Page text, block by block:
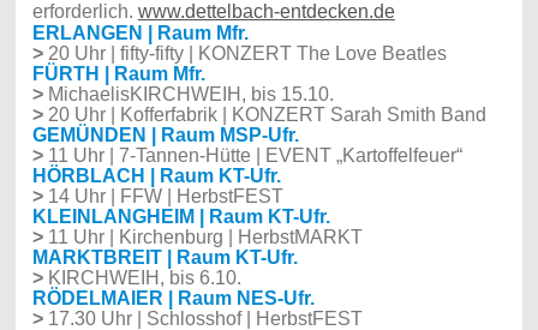
erforderlich. www.dettelbach-entdecken.de
ERLANGEN | Raum Mfr.
>20 Uhr | fifty-fifty | KONZERT The Love Beatles
FÜRTH | Raum Mfr.
>MichaelisKIRCHWEIH, bis 15.10.
>20 Uhr | Kofferfabrik | KONZERT Sarah Smith Band
GEMÜNDEN | Raum MSP-Ufr.
>11 Uhr | 7-Tannen-Hütte | EVENT „Kartoffelfeuer“
HÖRBLACH | Raum KT-Ufr.
>14 Uhr | FFW | HerbstFEST
KLEINLANGHEIM | Raum KT-Ufr.
>11 Uhr | Kirchenburg | HerbstMARKT
MARKTBREIT | Raum KT-Ufr.
>KIRCHWEIH, bis 6.10.
RÖDELMAIER | Raum NES-Ufr.
>17.30 Uhr | Schlosshof | HerbstFEST